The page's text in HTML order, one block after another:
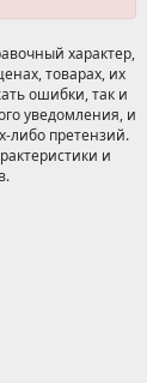
характер,
товарах, их
ошибки, так и
уведомления, и
либо претензий.
и